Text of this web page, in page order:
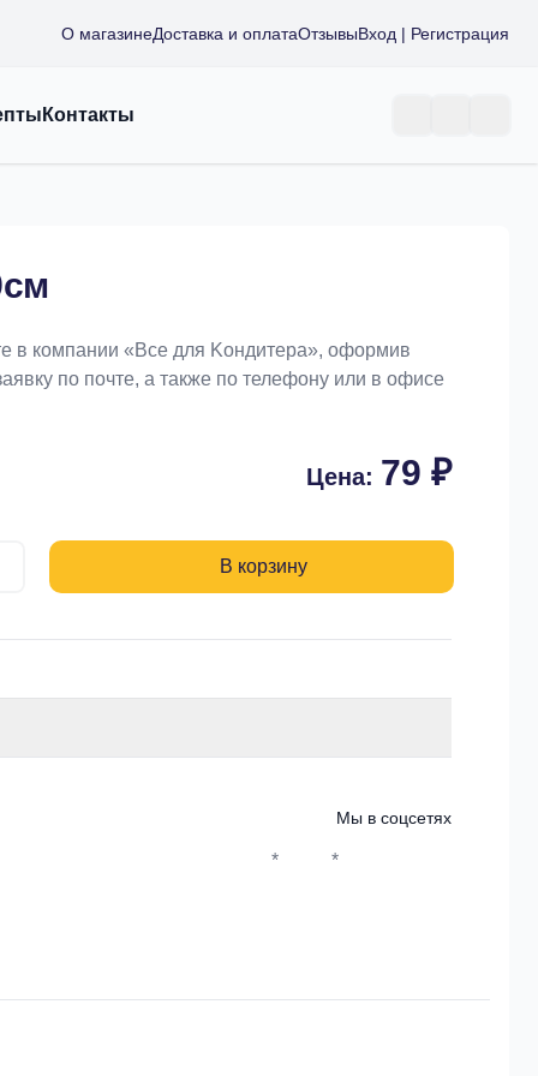
О магазинеДоставка и оплатаОтзывыВход | Регистрация
Контакты
в компании «Bce для Koндитeрa», оформив
по почте, а также по телефону или в офисе
Цена: 79 ₽
В корзину
Мы в соцсетях
* *